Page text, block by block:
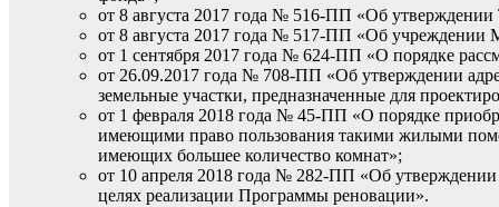
от 8 августа 2017 года № 516-ПП «Об
от 8 августа 2017 года № 517-ПП «Об учреждении
от 1 сентября 2017 года № 624-ПП «О порядке
от 26.09.2017 года № 708-ПП «Об утверждении
земельные участки, предназначенные для
от 1 февраля 2018 года № 45-ПП «О порядке
имеющими право пользования такими жилыми
имеющих большее количество комнат»;
от 10 апреля 2018 года № 282-ПП «Об утверждении
целях реализации Программы реновации».